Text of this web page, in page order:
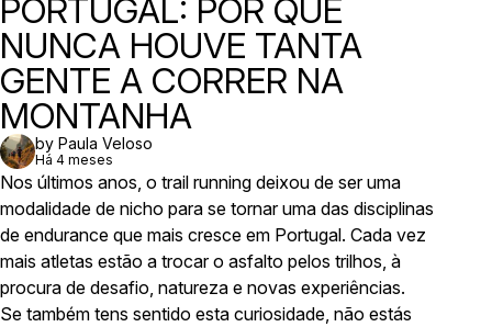
PORTUGAL: POR QUE
NUNCA HOUVE TANTA
GENTE A CORRER NA
MONTANHA
by Paula Veloso
Há 4 meses
Nos últimos anos, o trail running deixou de ser uma
modalidade de nicho para se tornar uma das disciplinas
de endurance que mais cresce em Portugal. Cada vez
mais atletas estão a trocar o asfalto pelos trilhos, à
procura de desafio, natureza e novas experiências.
Se também tens sentido esta curiosidade, não estás